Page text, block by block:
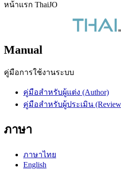
หน้าแรก ThaiJO
Manual
คู่มือการใช้งานระบบ
คู่มือสำหรับผู้แต่ง (Author)
คู่มือสำหรับผู้ประเมิน
ภาษา
ภาษาไทย
English